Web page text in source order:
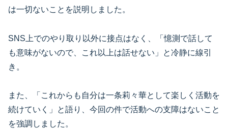
は一切ないことを説明しました。
SNS上でのやり取り以外に接点はなく、「憶測で話して
も意味がないので、これ以上は話せない」と冷静に線引
き。
また、「これからも自分は一条莉々華として楽しく活動を
続けていく」と語り、今回の件で活動への支障はないこと
を強調しました。